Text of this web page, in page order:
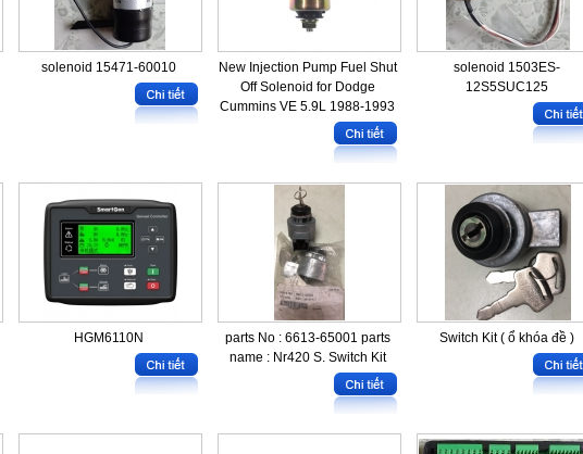
solenoid 15471-60010
New Injection Pump Fuel Shut
Off Solenoid for Dodge
Cummins VE 5.9L 1988-1993
solenoid 1503ES-
12S5SUC125
HGM6110N
parts No : 6613-65001 parts
name : Nr420 S. Switch Kit
Switch Kit ( ổ khóa đề )